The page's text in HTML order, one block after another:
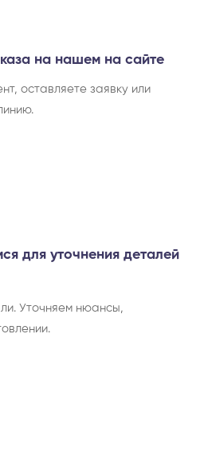
на нашем на сайте
оставляете заявку или
для уточнения деталей
Уточняем нюансы,